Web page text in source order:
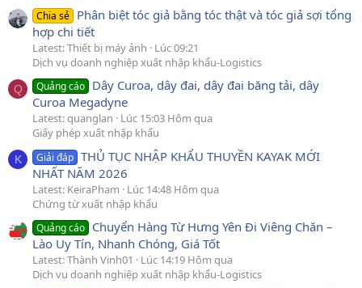
Chia sẻ Phân biệt tóc giả bằng tóc thật và tóc giả sợi tổng
hợp chi tiết
Latest: Thiết bị máy ảnh
Lúc 09:21
Dịch vụ doanh nghiệp xuất nhập khẩu-Logistics
Q Quảng cáo Dây Curoa, dây đai, dây đai băng tải, dây
Curoa Megadyne
Latest: quanglan
Lúc 15:03 Hôm qua
Giấy phép xuất nhập khẩu
K Giải đáp THỦ TỤC NHẬP KHẨU THUYỀN KAYAK MỚI
NHẤT NĂM 2026
Latest: KeiraPham
Lúc 14:48 Hôm qua
Chứng từ xuất nhập khẩu
Quảng cáo Chuyển Hàng Từ Hưng Yên Đi Viêng Chăn –
Lào Uy Tín, Nhanh Chóng, Giá Tốt
Latest: Thành Vinh01
Lúc 14:19 Hôm qua
Dịch vụ doanh nghiệp xuất nhập khẩu-Logistics